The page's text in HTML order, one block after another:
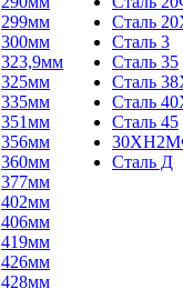
299мм
300мм
323,9мм
325мм
335мм
351мм
356мм
360мм
377мм
402мм
406мм
419мм
426мм
428мм
Сталь
Сталь 3
Сталь 35
Сталь
Сталь
Сталь 45
Сталь Д